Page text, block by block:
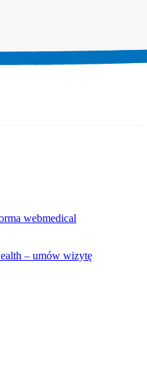
webmedical
– umów wizytę